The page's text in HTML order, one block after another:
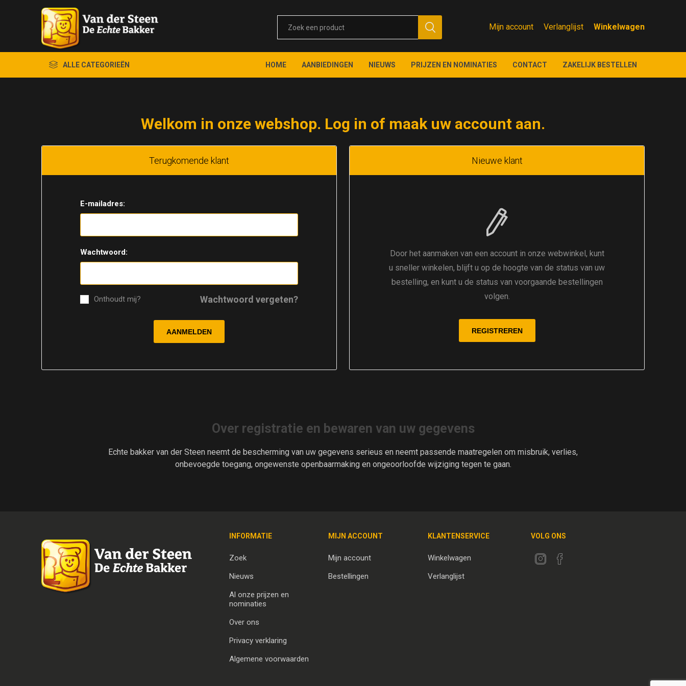
Mijn account Verlanglijst
ALLE CATEGORIEËN HOME AANBIEDINGEN NIEUWS PRIJZEN EN NOMINATIES CONTACT ZAKELIJK BESTELLEN
Welkom in onze webshop. Log in of maak uw account aan.
Nieuwe klant
Door het aanmaken van een account in onze webwinkel, kunt
u sneller winkelen, blijft u op de hoogte van de status van uw
bestelling, en kunt u de status van voorgaande bestellingen
volgen.
Terugkomende klant
E-mailadres:
Wachtwoord:
Wachtwoord vergeten?
Onthoudt mij?
Over registratie en bewaren van uw gegevens
Echte bakker van der Steen neemt de bescherming van uw gegevens serieus en neemt passende maatregelen om misbruik, verlies,
onbevoegde toegang, ongewenste openbaarmaking en ongeoorloofde wijziging tegen te gaan.
INFORMATIE
Zoek
Nieuws
Al onze prijzen en
nominaties
Over ons
Privacy verklaring
Algemene voorwaarden
MIJN ACCOUNT
Mijn account
Bestellingen
KLANTENSERVICE
Winkelwagen
Verlanglijst
VOLG ONS